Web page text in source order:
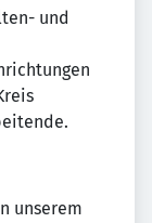
und
unserem